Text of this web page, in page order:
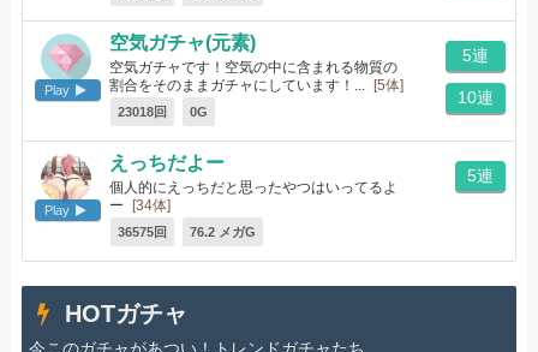
Play
空気ガチャ(元素)
空気ガチャです！空気の中に含まれる物質の
割合をそのままガチャにしています！...
[5体]
23018回 0G
5連
10連
Play
えっちだよー
個人的にえっちだと思ったやつはいってるよ
ー [34体]
36575回 76.2 メガG
5連
HOTガチャ
今このガチャがあつい！トレンドガチャたち